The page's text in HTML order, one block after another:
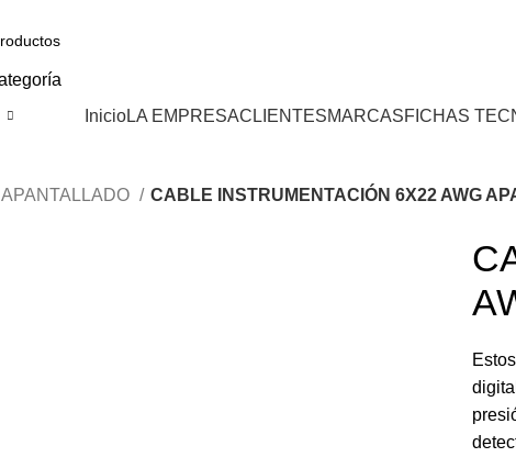
InicioLA EMPRESACLIENTESMARCASFICHAS
CABLE INSTRUMENTACIÓN 6X22 AWG